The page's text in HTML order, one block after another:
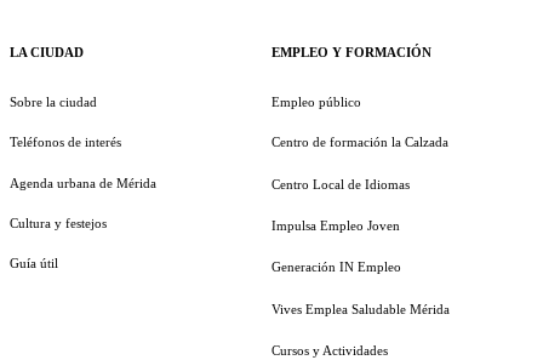
LA CIUDAD
Sobre la ciudad
Teléfonos de interés
Agenda urbana de Mérida
Cultura y festejos
Guía útil
EMPLEO Y FORMACIÓN
Empleo público
Centro de formación la Calzada
Centro Local de Idiomas
Impulsa Empleo Joven
Generación IN Empleo
Vives Emplea Saludable Mérida
Cursos y Actividades